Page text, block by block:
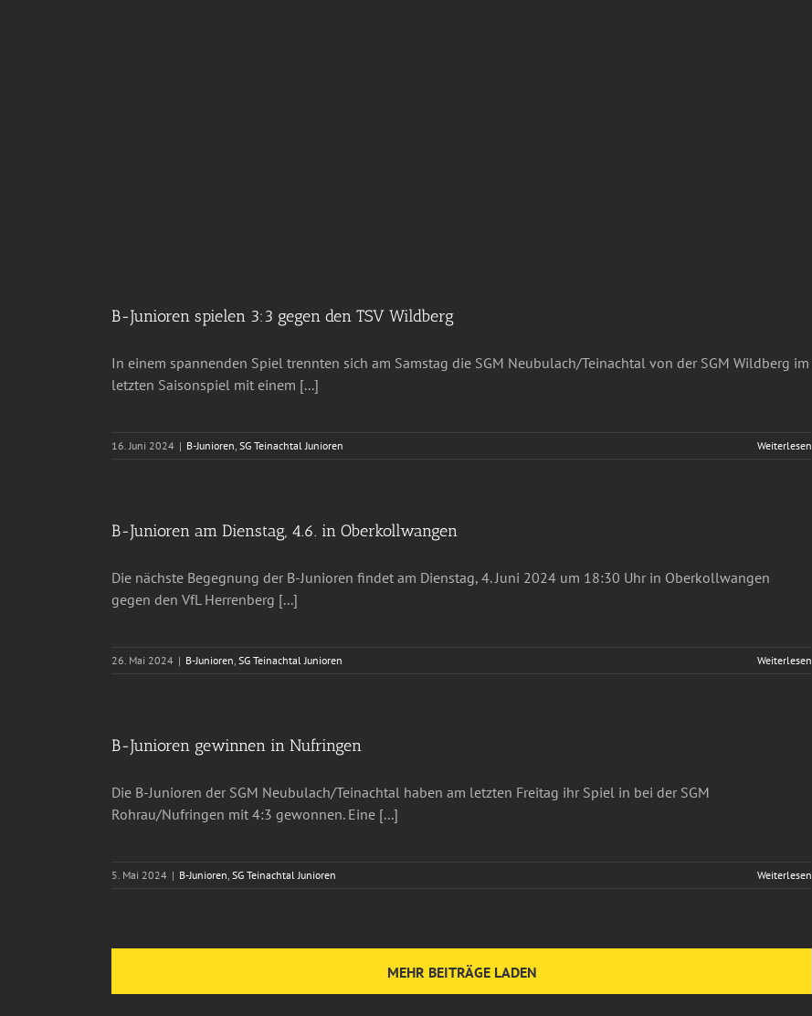
B-Junioren spielen 3:3 gegen den TSV Wildberg
In einem spannenden Spiel trennten sich am Samstag die SGM Neubulach/Teinachtal von der SGM Wildberg im
letzten Saisonspiel mit einem [...]
16. Juni 2024 | B-Junioren, SG Teinachtal Junioren Weiterlesen
B-Junioren am Dienstag, 4.6. in Oberkollwangen
Die nächste Begegnung der B-Junioren findet am Dienstag, 4. Juni 2024 um 18:30 Uhr in Oberkollwangen
gegen den VfL Herrenberg [...]
26. Mai 2024 | B-Junioren, SG Teinachtal Junioren Weiterlesen
B-Junioren gewinnen in Nufringen
Die B-Junioren der SGM Neubulach/Teinachtal haben am letzten Freitag ihr Spiel in bei der SGM
Rohrau/Nufringen mit 4:3 gewonnen. Eine [...]
5. Mai 2024 | B-Junioren, SG Teinachtal Junioren Weiterlesen
MEHR BEITRÄGE LADEN